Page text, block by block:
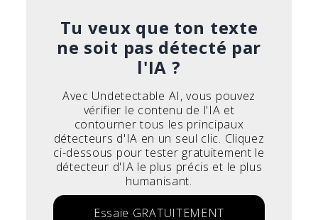
Tu veux que ton texte
ne soit pas détecté par
l'IA ?
Avec Undetectable AI, vous pouvez
vérifier le contenu de l'IA et
contourner tous les principaux
détecteurs d'IA en un seul clic. Cliquez
ci-dessous pour tester gratuitement le
détecteur d'IA le plus précis et le plus
humanisant.
Essaie GRATUITEMENT